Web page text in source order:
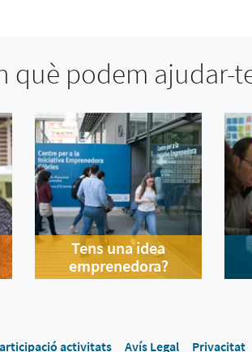
què podem ajudar-
Tens una idea
emprenedora?
activitats Avís Legal Privacitat